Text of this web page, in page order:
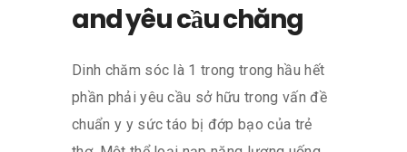
and yêu cầu chăng
Dinh chăm sóc là 1 trong trong hầu hết
phần phải yêu cầu sở hữu trong vấn đề
chuẩn y y sức táo bị đớp bạo của trẻ